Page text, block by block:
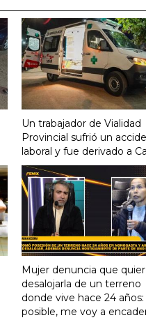
Un trabajador de Vialidad
Provincial sufrió un
laboral y fue derivado a
Mujer denuncia que
desalojarla de un terreno
donde vive hace 24 años:
posible, me voy a